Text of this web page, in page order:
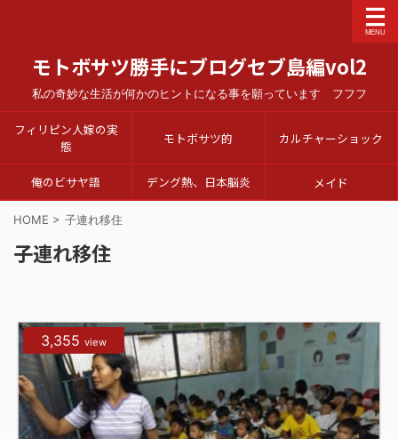
モトボサツ勝手にブログセブ島編vol2
私の奇妙な生活が何かのヒントになる事を願っています フフフ
フィリピン人嫁の実
態
モトボサツ的 カルチャーショック
俺のビサヤ語 デング熱、日本脳炎 メイド
HOME > 子連れ移住
子連れ移住
3,355 view